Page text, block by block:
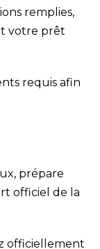
remplies,
votre prêt
requis afin
prépare
officiel de la
officiellement